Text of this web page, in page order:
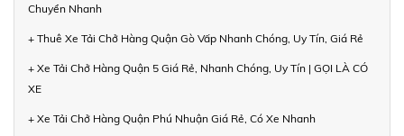
Chuyển Nhanh
+ Thuê Xe Tải Chở Hàng Quận Gò Vấp Nhanh Chóng, Uy Tín, Giá Rẻ
+ Xe Tải Chở Hàng Quận 5 Giá Rẻ, Nhanh Chóng, Uy Tín | GỌI LÀ CÓ
XE
+ Xe Tải Chở Hàng Quận Phú Nhuận Giá Rẻ, Có Xe Nhanh